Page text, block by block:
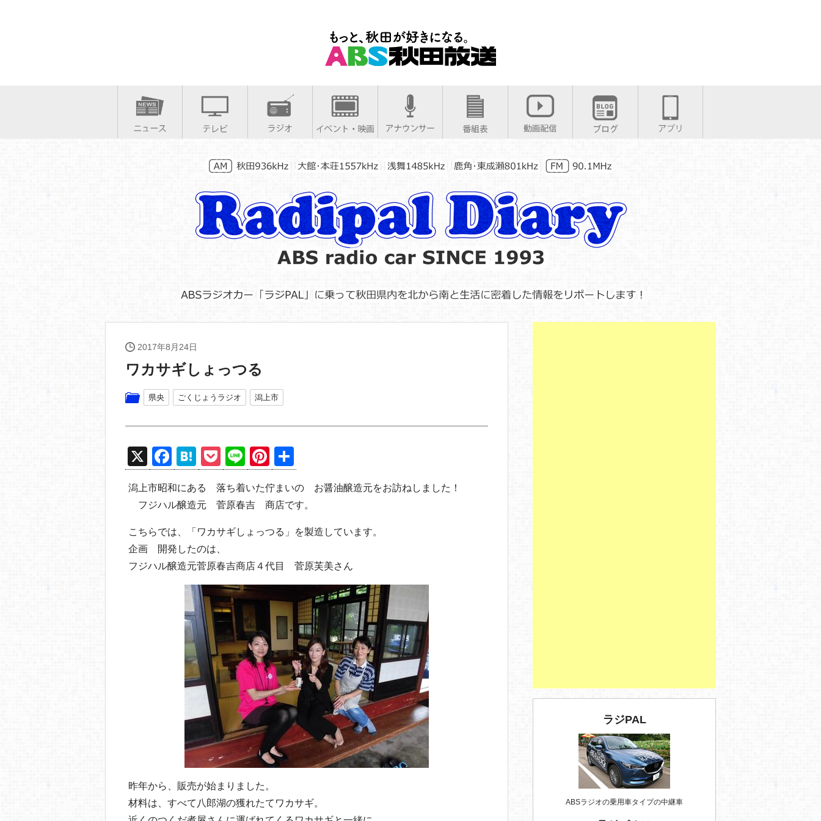
2017年8月24日
ワカサギしょっつる
県央 ごくじょうラジオ 潟上市
X
F
a
c
e
b
o
o
H
at
e
n
a
P
o
ck
et
Li
n
e
Pi
nt
er
e
st
有
潟上市昭和にある 落ち着いた佇まいの お醤油醸造元をお訪ねしました！
フジハル醸造元 菅原春吉 商店です。
こちらでは、「ワカサギしょっつる」を製造しています。
企画 開発したのは、
フジハル醸造元菅原春吉商店４代目 菅原芙美さん
昨年から、販売が始まりました。
材料は、すべて八郎湖の獲れたてワカサギ。
ラジPAL
ABSラジオの乗用車タイプの中継車